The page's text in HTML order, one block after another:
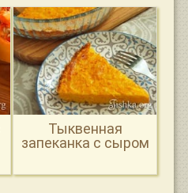
Тыквенная
запеканка с сыром